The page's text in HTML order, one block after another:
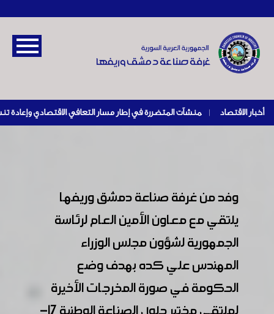
أخبار الاقتصاد |
وفد من غرفة صناعة دمشق وريفها
يلتقي مع معاون الأمين العام لرئاسة
الجمهورية لشؤون مجلس الوزراء
المهندس علي كده بهدف وضع
الحكومة في صورة المخرجات الأخيرة